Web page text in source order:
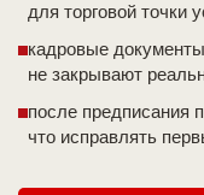
для торговой точки
кадровые
не закрывают
после предписания
что исправлять